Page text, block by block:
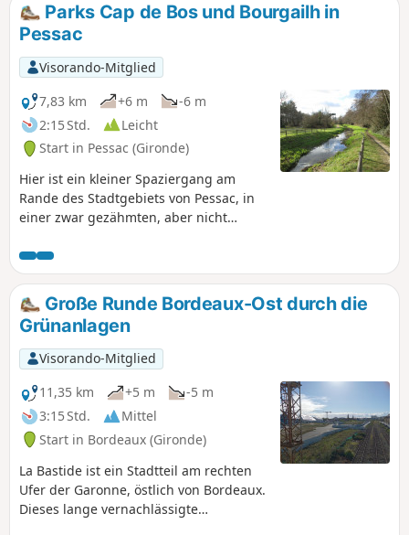
Parks Cap de Bos und Bourgailh in
Pessac
Visorando-Mitglied
7,83 km
+6 m
-6 m
2:15 Std.
Leicht
Start in Pessac (Gironde)
Hier ist ein kleiner Spaziergang am
Rande des Stadtgebiets von Pessac, in
einer zwar gezähmten, aber nicht
dank geschickt angelegter
Aussichtspunkte etwas Höhe gewinnen
kann. Ein Spaziergang, den man mit
seinen Kindern unternehmen kann, die
dort immer wieder Gelegenheit finden,
sich spielerisch auszutoben.
Große Runde Bordeaux-Ost durch die
Grünanlagen
Visorando-Mitglied
11,35 km
+5 m
-5 m
3:15 Std.
Mittel
Start in Bordeaux (Gironde)
La Bastide ist ein Stadtteil am rechten
Ufer der Garonne, östlich von Bordeaux.
Dieses lange vernachlässigte